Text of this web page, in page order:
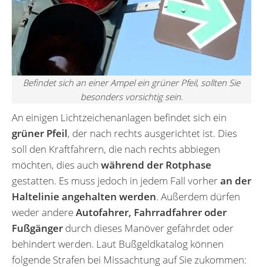
Befindet sich an einer Ampel ein grüner Pfeil, sollten Sie
besonders vorsichtig sein.
An einigen Lichtzeichenanlagen befindet sich ein
grüner Pfeil, der nach rechts ausgerichtet ist. Dies
soll den Kraftfahrern, die nach rechts abbiegen
möchten, dies auch während der Rotphase
gestatten. Es muss jedoch in jedem Fall vorheran der
Haltelinie angehalten werden. Außerdem dürfen
weder andereAutofahrer, Fahrradfahrer oder
Fußgänger durch dieses Manöver gefährdet oder
behindert werden. Laut Bußgeldkatalog können
folgende Strafen bei Missachtung auf Sie zukommen: